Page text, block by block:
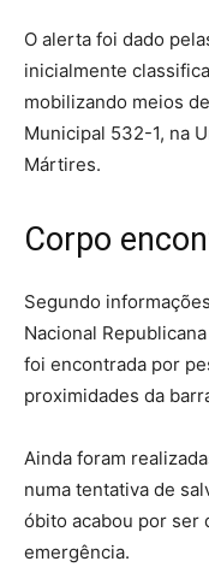
O alerta foi dado
inicialmente
mobilizando meios
Municipal 532-1, na
Mártires.
Corpo
Segundo
Nacional
foi encontrada por
proximidades da
Ainda foram
numa tentativa de
óbito acabou por ser
emergência.